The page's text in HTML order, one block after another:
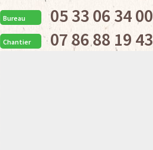
Bureau 05 33 06 34 00
Chantier 07 86 88 19 43